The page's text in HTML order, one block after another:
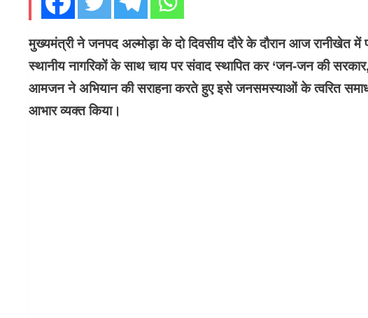
मुख्यमंत्री ने जनपद अल्मोड़ा के दो दिवसीय दौरे के दौरान आज रानीखेत
स्थानीय नागरिकों के साथ चाय पर संवाद स्थापित कर ‘जन-जन की
आमजन ने अभियान की सराहना करते हुए इसे जनसमस्याओं के त्वरित
आभार व्यक्त किया।